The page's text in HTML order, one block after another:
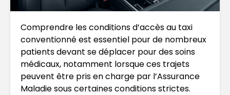
Comprendre les conditions d’accès au taxi
conventionné est essentiel pour de nombreux
patients devant se déplacer pour des soins
médicaux, notamment lorsque ces trajets
peuvent être pris en charge par l’Assurance
Maladie sous certaines conditions strictes.